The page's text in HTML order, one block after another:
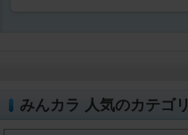
みんカラ 人気のカテゴリ